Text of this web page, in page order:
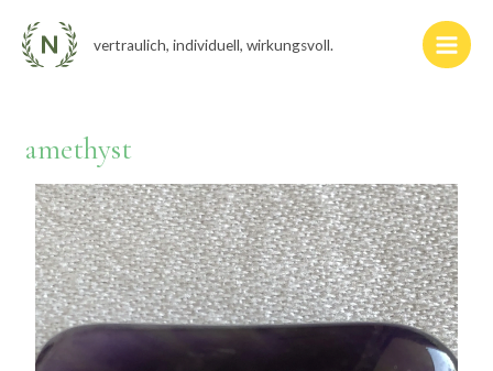
Inhalt
springen
vertraulich, individuell, wirkungsvoll.
Main
amethyst